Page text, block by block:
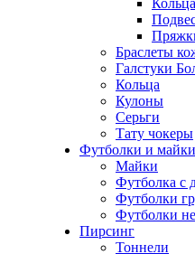
Браслеты
Галстуки
Кольца
Кулоны
Серьги
Тату чокеры
Футболки и майки
Майки
Футболка с
Футболки
Футболки
Пирсинг
Тоннели